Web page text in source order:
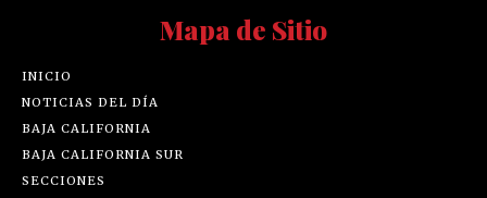
Mapa de Sitio
INICIO
NOTICIAS DEL DÍA
BAJA CALIFORNIA
BAJA CALIFORNIA SUR
SECCIONES